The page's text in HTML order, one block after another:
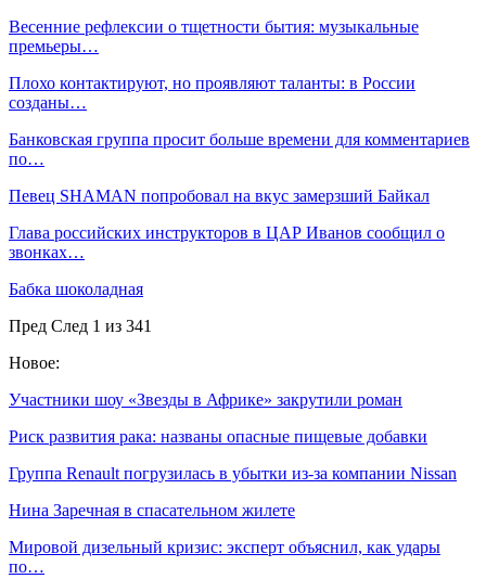
Весенние рефлексии о тщетности бытия: музыкальные
премьеры…
Плохо контактируют, но проявляют таланты: в России
созданы…
Банковская группа просит больше времени для комментариев
по…
Певец SHAMAN попробовал на вкус замерзший Байкал
Глава российских инструкторов в ЦАР Иванов сообщил о
звонках…
Бабка шоколадная
Пред След 1 из 341
Новое:
Участники шоу «Звезды в Африке» закрутили роман
Риск развития рака: названы опасные пищевые добавки
Группа Renault погрузилась в убытки из-за компании Nissan
Нина Заречная в спасательном жилете
Мировой дизельный кризис: эксперт объяснил, как удары
по…